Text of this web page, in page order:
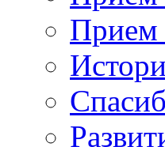
Прием